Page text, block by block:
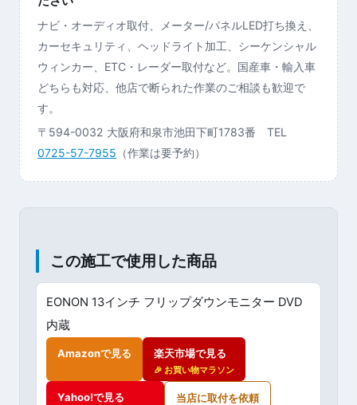
ナビ・オーディオ取付、メーター/パネルLED打ち換え、
カーセキュリティ、ヘッドライト加工、シーケンシャル
ウィンカー、ETC・レーダー取付など。国産車・輸入車
どちらも対応、他店で断られた作業のご相談も歓迎で
す。
〒594-0032 大阪府和泉市池田下町1783番 TEL
0725-57-7955 （作業は要予約）
この施工で使用した商品
EONON 13インチ フリップダウンモニター DVD
内蔵
Amazonで見る 楽天市場で見る
🎉 お買い物マラソン
Yahoo!で見る 当店に取付を依頼